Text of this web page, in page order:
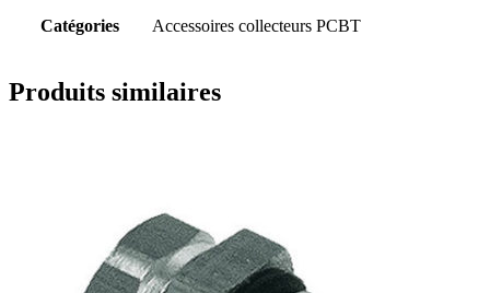
Catégories Accessoires collecteurs PCBT
Produits similaires